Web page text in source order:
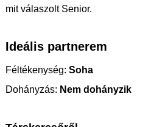
mit válaszolt Senior.
Ideális partnerem
Féltékenység: Soha
Dohányzás: Nem dohányzik